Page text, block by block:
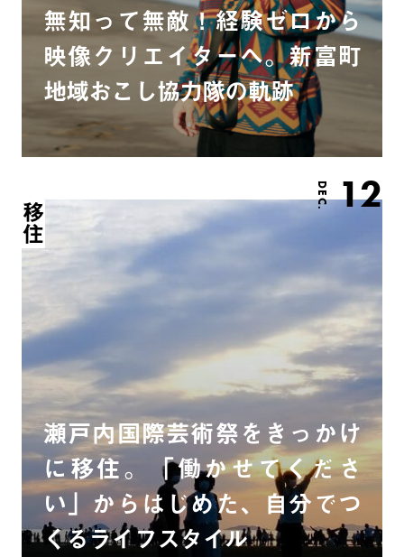
無知って無敵！経験ゼロから
映像クリエイターへ。新富町
地域おこし協力隊の軌跡
DEC. 12
移住
瀬戸内国際芸術祭をきっかけ
に移住。「働かせてくださ
い」からはじめた、自分でつ
くるライフスタイル